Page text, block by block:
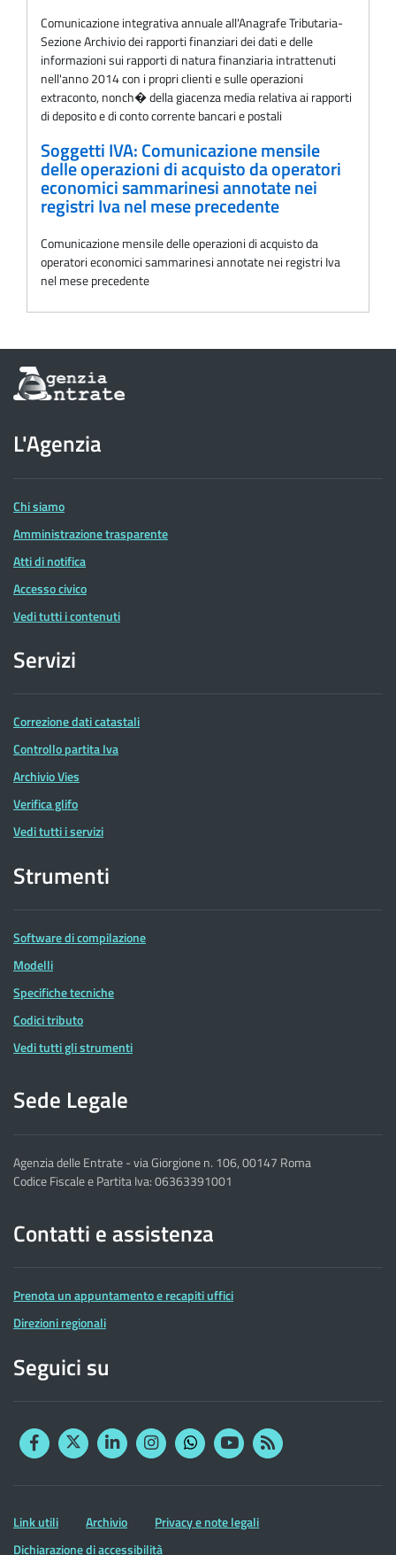
Comunicazione integrativa annuale all'Anagrafe Tributaria-
Sezione Archivio dei rapporti finanziari dei dati e delle
informazioni sui rapporti di natura finanziaria intrattenuti
nell'anno 2014 con i propri clienti e sulle operazioni
extraconto, nonch� della giacenza media relativa ai rapporti
di deposito e di conto corrente bancari e postali
Soggetti IVA: Comunicazione mensile
delle operazioni di acquisto da operatori
economici sammarinesi annotate nei
registri Iva nel mese precedente
Comunicazione mensile delle operazioni di acquisto da
operatori economici sammarinesi annotate nei registri Iva
nel mese precedente
Informazioni
sul
dell'Agenzia
delle
Entrate
L'Agenzia
Chi siamo
Amministrazione trasparente
Atti di notifica
Accesso civico
Vedi tutti i contenuti
Servizi
Correzione dati catastali
Controllo partita Iva
Archivio Vies
Verifica glifo
Vedi tutti i servizi
Strumenti
Software di compilazione
Modelli
Specifiche tecniche
Codici tributo
Vedi tutti gli strumenti
Sede Legale
Agenzia delle Entrate - via Giorgione n. 106, 00147 Roma
Codice Fiscale e Partita Iva: 06363391001
Contatti e assistenza
Prenota un appuntamento e recapiti uffici
Direzioni regionali
Seguici su
FacebookTwitterLinkedinInstagram
YouTubeRSS
Altre
informazioni
Link utili Archivio
Privacy e note legali
Dichiarazione di accessibilità